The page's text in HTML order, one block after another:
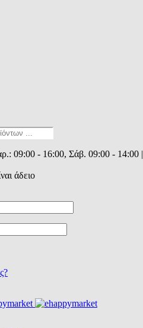
09:00 - 16:00, Σάβ. 09:00 - 14:00 |
άδειο